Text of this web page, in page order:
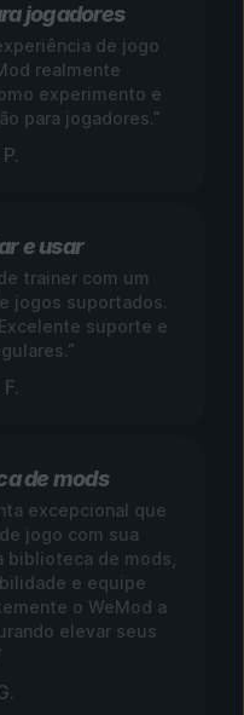
jogadores
de jogo
realmente
experimento e
para jogadores.”
e usar
trainer com um
jogos suportados.
suporte e
de mods
excepcional que
jogo com sua
biblioteca de mods,
e equipe
o WeMod a
elevar seus